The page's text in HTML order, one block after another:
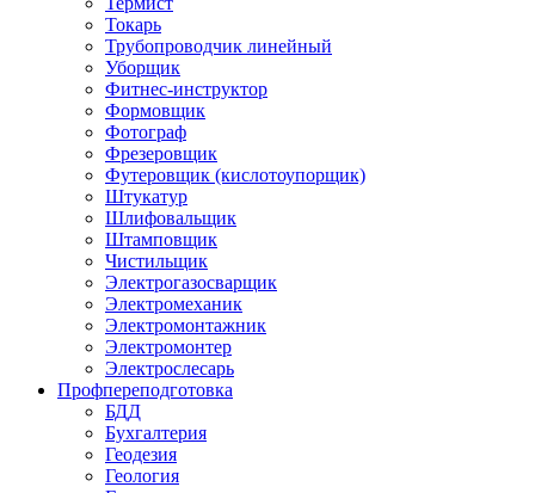
Токарь
Трубопроводчик линейный
Уборщик
Фитнес-инструктор
Формовщик
Фотограф
Фрезеровщик
Футеровщик (кислотоупорщик)
Штукатур
Шлифовальщик
Штамповщик
Чистильщик
Электрогазосварщик
Электромеханик
Электромонтажник
Электромонтер
Электрослесарь
Профпереподготовка
БДД
Бухгалтерия
Геодезия
Геология